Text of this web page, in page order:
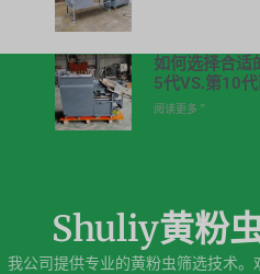
如何选择合适
5代VS.第10
阅读更多 ”
Shuliy黄粉
我公司提供专业的黄粉虫筛选技术。